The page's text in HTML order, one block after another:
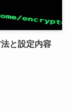
と設定内容